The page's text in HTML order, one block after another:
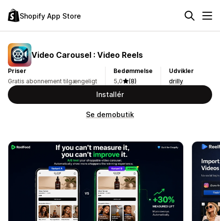
Shopify App Store
Video Carousel : Video Reels
Priser
Gratis abonnement tilgængeligt
Bedømmelse
5,0
(8)
Udvikler
drilly
Installér
Se demobutik